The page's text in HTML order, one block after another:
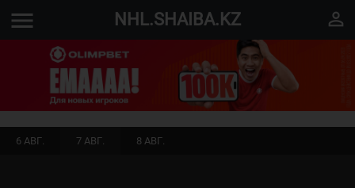
menu NHL.SHAIBA.KZ perm_identity
6 АВГ. 7 АВГ. 8 АВГ.